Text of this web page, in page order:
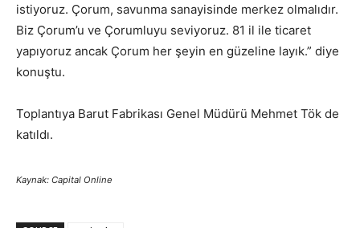
istiyoruz. Çorum, savunma sanayisinde merkez olmalıdır.
Biz Çorum’u ve Çorumluyu seviyoruz. 81 il ile ticaret
yapıyoruz ancak Çorum her şeyin en güzeline layık.” diye
konuştu.
Toplantıya Barut Fabrikası Genel Müdürü Mehmet Tök de
katıldı.
Kaynak: Capital Online